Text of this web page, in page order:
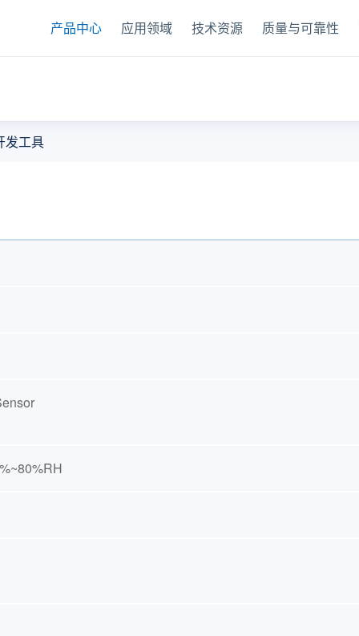
产品中心 应用领域 技术资源 质量与可靠性
发工具
感器